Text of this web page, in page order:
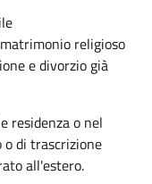
religioso
e divorzio già
residenza o nel
o di trascrizione
all'estero.